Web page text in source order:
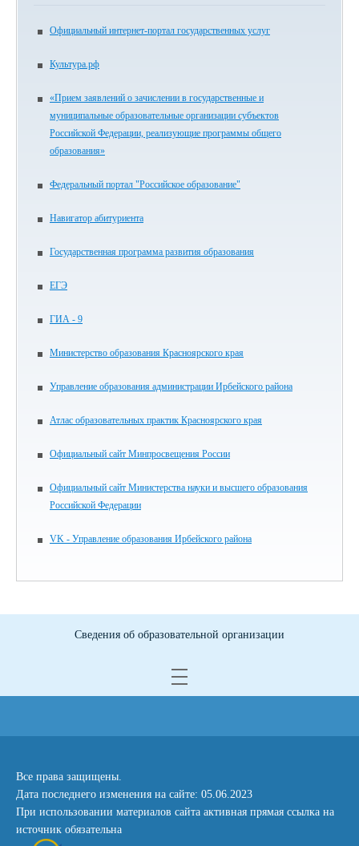
Официальный интернет-портал государственных услуг
Культура.рф
«Прием заявлений о зачислении в государственные и
муниципальные образовательные организации субъектов
Российской Федерации, реализующие программы общего
образования»
Федеральный портал "Российское образование"
Навигатор абитуриента
Государственная программа развития образования
ЕГЭ
ГИА - 9
Министерство образования Красноярского края
Управление образования администрации Ирбейского района
Атлас образовательных практик Красноярского края
Официальный сайт Минпросвещения России
Официальный сайт Министерства науки и высшего образования
Российской Федерации
VK - Управление образования Ирбейского района
Сведения об образовательной организации
Все права защищены.
Дата последнего изменения на сайте: 05.06.2023
При использовании материалов сайта активная прямая ссылка на
источник обязательна